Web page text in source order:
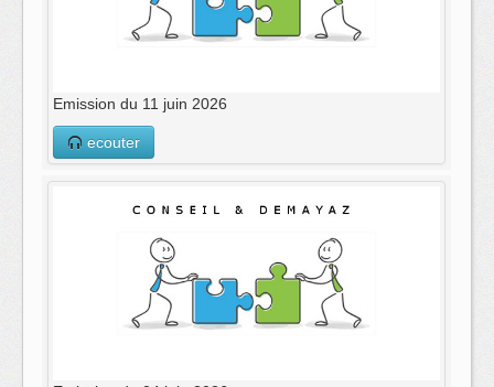
Emission du 11 juin 2026
ecouter